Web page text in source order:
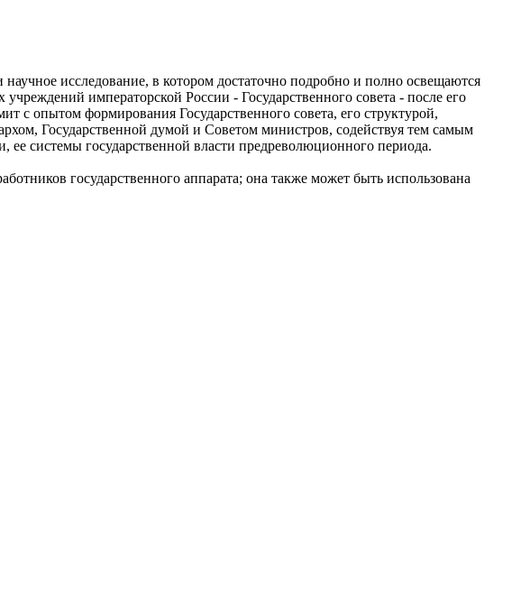
исследование, в котором достаточно подробно и полно освещаются
императорской России - Государственного совета - после его
с опытом формирования Государственного совета, его структурой,
Государственной думой и Советом министров, содействуя тем самым
системы государственной власти предреволюционного периода.
государственного аппарата; она также может быть использована